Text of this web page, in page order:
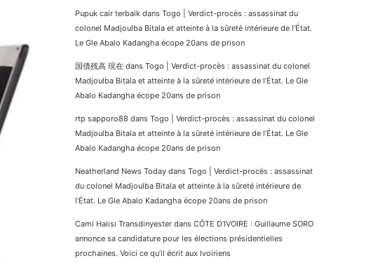
Pupuk cair terbaik dans Togo | Verdict-procès : assassinat du
colonel Madjoulba Bitala et atteinte à la sûreté intérieure de l’État.
Le Gle Abalo Kadangha écope 20ans de prison
国債残高 現在 dans Togo | Verdict-procès : assassinat du colonel
Madjoulba Bitala et atteinte à la sûreté intérieure de l’État. Le Gle
Abalo Kadangha écope 20ans de prison
rtp sapporo88 dans Togo | Verdict-procès : assassinat du colonel
Madjoulba Bitala et atteinte à la sûreté intérieure de l’État. Le Gle
Abalo Kadangha écope 20ans de prison
Neatherland News Today dans Togo | Verdict-procès : assassinat
du colonel Madjoulba Bitala et atteinte à la sûreté intérieure de
l’État. Le Gle Abalo Kadangha écope 20ans de prison
Cami Halısı Transdinyester dans CÔTE D’IVOIRE : Guillaume SORO
annonce sa candidature pour les élections présidentielles
prochaines. Voici ce qu’il écrit aux Ivoiriens